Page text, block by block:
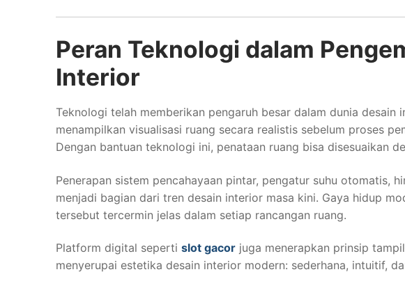
Peran Teknologi dalam
Interior
Teknologi telah memberikan pengaruh besar dalam dunia desain
menampilkan visualisasi ruang secara realistis sebelum proses
Dengan bantuan teknologi ini, penataan ruang bisa disesuaikan
Penerapan sistem pencahayaan pintar, pengatur suhu otomatis,
menjadi bagian dari tren desain interior masa kini. Gaya hidup
tersebut tercermin jelas dalam setiap rancangan ruang.
Platform digital seperti slot gacor juga menerapkan prinsip
menyerupai estetika desain interior modern: sederhana, intuitif,